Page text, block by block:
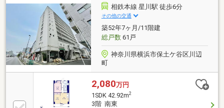
い物にも便利！ご興味ございましたら下記「資料請
求・お問い合わせ」欄に必要事項記入の上、お問い合
わせください。担当者より、ご希望に合わせて資料送
付や、ご内覧等手配等させていただきます。
相鉄本線 星川駅 徒歩6分
その他の交通
築52年7ヶ月/11階建
総戸数61戸
神奈川県横浜市保土ケ谷区川辺
町
2,080万円
1SDK 42.92m2
3階 南東